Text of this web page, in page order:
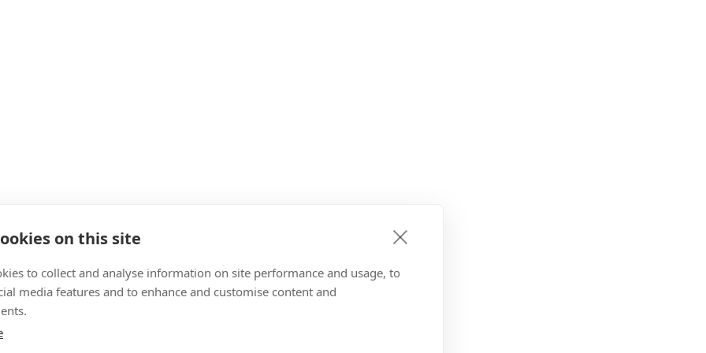
on this site
to collect and analyse information on site performance and usage, to
media features and to enhance and customise content and